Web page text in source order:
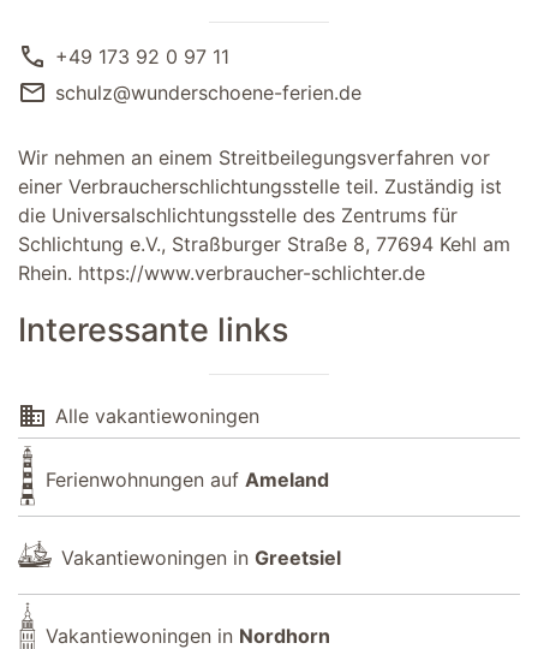
call +49 173 92 0 97 11
mail schulz@wunderschoene-ferien.de
Wir nehmen an einem Streitbeilegungsverfahren vor
einer Verbraucherschlichtungsstelle teil. Zuständig ist
die Universalschlichtungsstelle des Zentrums für
Schlichtung e.V., Straßburger Straße 8, 77694 Kehl am
Rhein. https://www.verbraucher-schlichter.de
Interessante links
domain Alle vakantiewoningen
Ferienwohnungen auf Ameland
Vakantiewoningen in Greetsiel
Vakantiewoningen in Nordhorn